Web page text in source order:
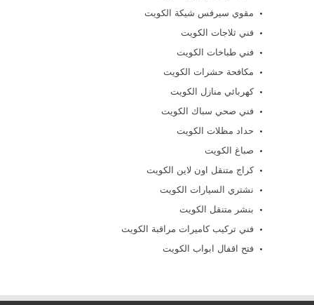
مقوي سيرفس شيكة الكويت
فني ثلاجات الكويت
فني طباخات الكويت
مكافحة حشرات الكويت
كهربائي منازل الكويت
فني صحي سباك الكويت
حداد مظلات الكويت
صباغ الكويت
كراج متنقل اون لاين الكويت
نشتري السيارات الكويت
بنشر متنقل الكويت
فني تركيب كاميرات مراقبة الكويت
فتح اقفال ابواب الكويت